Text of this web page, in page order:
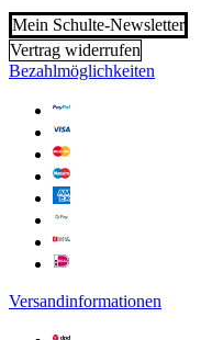
Mein Schulte-Newsletter
Vertrag widerrufen
Bezahlmöglichkeiten
Versandinformationen